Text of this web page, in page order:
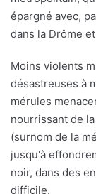
épargné avec,
dans la Drôme
Moins violents
désastreuses à
mérules
nourrissant de
(surnom de la
jusqu'à
noir, dans des
difficile.